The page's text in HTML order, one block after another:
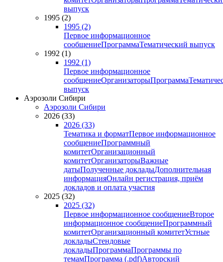
выпуск
1995 (2)
1995 (2)
Первое информационное
сообщениеПрограммаТематический выпуск
1992 (1)
1992 (1)
Первое информационное
сообщениеОрганизаторыПрограмма
выпуск
Аэрозоли Сибири
Аэрозоли Сибири
2026 (33)
2026 (33)
Тематика и форматПервое информационное
сообщениеПрограммный
комитетОрганизационный
комитетОрганизаторыВажные
датыПолученные докладыДополнительная
информацияОнлайн регистрация, приём
докладов и оплата участия
2025 (32)
2025 (32)
Первое информационное сообщениеВторое
информационное сообщениеПрограммный
комитетОрганизационный комитетУстные
докладыСтендовые
докладыПрограммаПрограммы по
темамПрограмма (.pdf)Авторский